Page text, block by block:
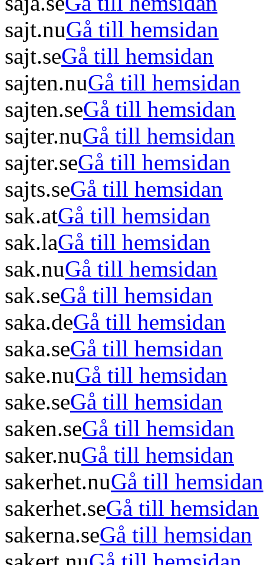
sajt.nuGå till hemsidan
sajt.seGå till hemsidan
sajten.nuGå till hemsidan
sajten.seGå till hemsidan
sajter.nuGå till hemsidan
sajter.seGå till hemsidan
sajts.seGå till hemsidan
sak.atGå till hemsidan
sak.laGå till hemsidan
sak.nuGå till hemsidan
sak.seGå till hemsidan
saka.deGå till hemsidan
saka.seGå till hemsidan
sake.nuGå till hemsidan
sake.seGå till hemsidan
saken.seGå till hemsidan
saker.nuGå till hemsidan
sakerhet.nuGå till hemsidan
sakerhet.seGå till hemsidan
sakerna.seGå till hemsidan